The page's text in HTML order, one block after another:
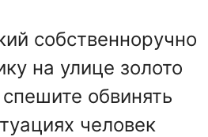
собственноручно
на улице золото
обвинять
человек